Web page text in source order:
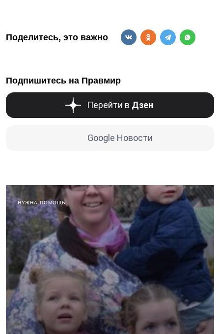
Поделитесь, это важно
Подпишитесь на Правмир
Перейти в Дзен
Google Новости
НУЖНА ПОМОЩЬ